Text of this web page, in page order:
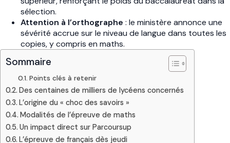
sélection.
Attention à l’orthographe : le ministère annonce une
sévérité accrue sur le niveau de langue dans toutes les
copies, y compris en maths.
Sommaire
Points clés à retenir
Des centaines de milliers de lycéens concernés
L’origine du « choc des savoirs »
Modalités de l’épreuve de maths
Un impact direct sur Parcoursup
L’épreuve de français dès jeudi